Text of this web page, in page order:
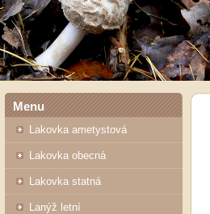
Menu
Lakovka ametystová
Lakovka obecná
Lakovka statná
Lanýž letní